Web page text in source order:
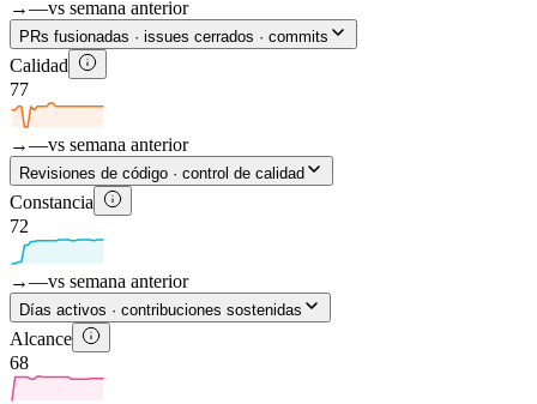
→—vs semana anterior
PRs fusionadas · issues cerrados · commits
Calidad
77
→—vs semana anterior
Revisiones de código · control de calidad
Constancia
72
→—vs semana anterior
Días activos · contribuciones sostenidas
Alcance
68